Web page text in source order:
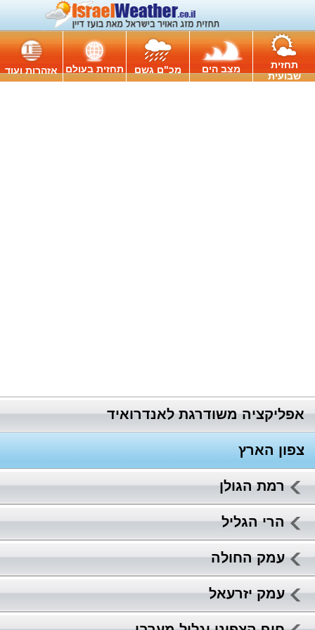
תחזית
שבועית
מצב הים מכ"ם גשם תחזית בעולם אזהרות ועוד
אפליקציה משודרגת לאנדרואיד
צפון הארץ
רמת הגולן
הרי הגליל
עמק החולה
עמק יזרעאל